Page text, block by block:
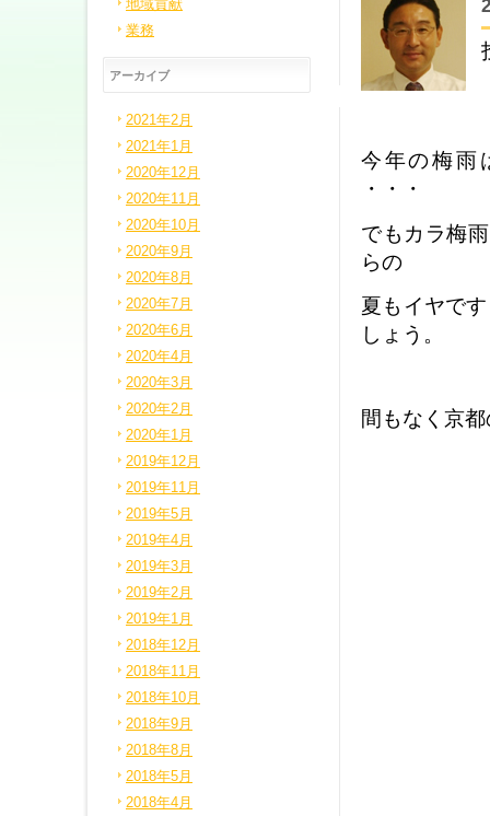
今年の梅雨
・・・
でもカラ梅
らの
夏もイヤで
しょう。
間もなく京
地域貢献
業務
アーカイブ
2021年2月
2021年1月
2020年12月
2020年11月
2020年10月
2020年9月
2020年8月
2020年7月
2020年6月
2020年4月
2020年3月
2020年2月
2020年1月
2019年12月
2019年11月
2019年5月
2019年4月
2019年3月
2019年2月
2019年1月
2018年12月
2018年11月
2018年10月
2018年9月
2018年8月
2018年5月
2018年4月